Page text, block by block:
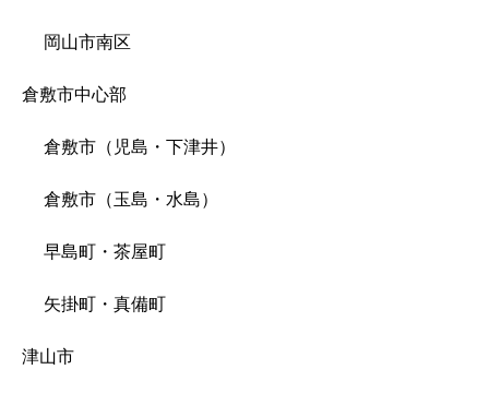
岡山市南区
倉敷市中心部
倉敷市（児島・下津井）
倉敷市（玉島・水島）
早島町・茶屋町
矢掛町・真備町
津山市